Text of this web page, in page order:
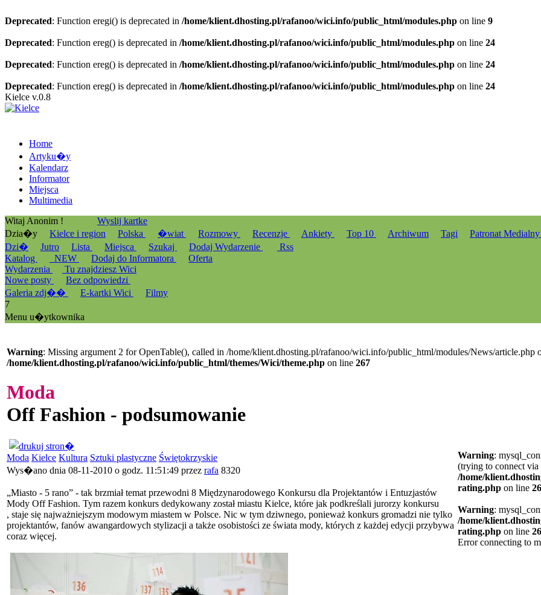
Deprecated: Function eregi() is deprecated in /home/klient.dhosting.pl/rafanoo/wici.info/public_html/modules.php on line 9
Deprecated: Function ereg() is deprecated in /home/klient.dhosting.pl/rafanoo/wici.info/public_html/modules.php on line 24
Deprecated: Function ereg() is deprecated in /home/klient.dhosting.pl/rafanoo/wici.info/public_html/modules.php on line 24
Deprecated: Function ereg() is deprecated in /home/klient.dhosting.pl/rafanoo/wici.info/public_html/modules.php on line 24
Kielce v.0.8
Home
Artyku�y
Kalendarz
Informator
Miejsca
Multimedia
Witaj Anonim !
Wyslij kartke
Dzia�y
Kielce i region Polska �wiat Rozmowy Recenzje Ankiety Top 10 Archiwum Tagi
Patronat
Dzi�
Jutro Lista Miejsca Szukaj Dodaj Wydarzenie
Rss
Katalog
_NEW Dodaj do Informatora
Oferta
Wydarzenia
Tu znajdziesz Wici
Nowe posty
Bez odpowiedzi
Galeria zdj��
E-kartki Wici
Filmy
7
Menu u�ytkownika
Warning: Missing argument 2 for OpenTable(), called in /home/klient.dhosting.pl/rafanoo/wici.info/public_html/modules/News/article.php
/home/klient.dhosting.pl/rafanoo/wici.info/public_html/themes/Wici/theme.php on line 267
Moda
Off Fashion - podsumowanie
Moda Kielce Kultura Sztuki plastyczne Świętokrzyskie
Wys�ano dnia 08-11-2010 o godz. 11:51:49 przez rafa 8320
„Miasto - 5 rano” - tak brzmiał temat przewodni 8 Międzynarodowego Konkursu dla Projektantów i Entuzjastów
Mody Off Fashion. Tym razem konkurs dedykowany został miastu Kielce, które jak podkreślali jurorzy konkursu
, staje się najważniejszym modowym miastem w Polsce. Nic w tym dziwnego, ponieważ konkurs gromadzi nie tylko
projektantów, fanów awangardowych stylizacji a także osobistości ze świata mody, których z każdej edycji przybywa
coraz więcej.
Warning:
(trying to connect
/home/
rating.php on line 26
Warning:
/home/
rating.php on line 26
Error connecting to